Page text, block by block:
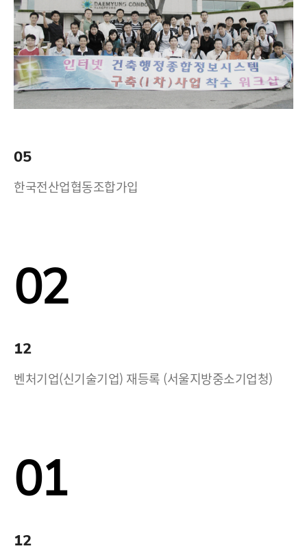
05
한국전산업협동조합가입
02
12
벤처기업(신기술기업) 재등록 (서울지방중소기업청)
01
12